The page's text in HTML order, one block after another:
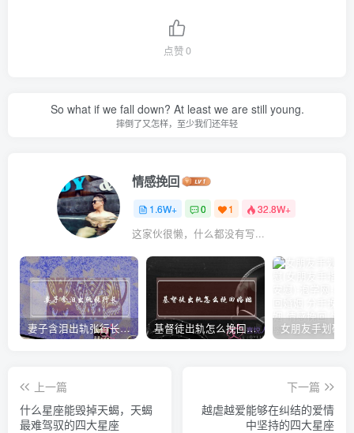
点赞0
So what if we fall down? At least we are still young.
摔倒了又怎样，至少我们还年轻
情感挽回
1.6W+ 0 1 32.8W+
这家伙很懒，什么都没有写...
妻子含泪出轨张行长 她说全都是因为家中 基督徒出轨怎么挽回婚姻(基督徒面对出轨婚姻)
上一篇
什么星座能毁掉天蝎，天蝎
最难驾驭的四大星座
下一篇
越虐越爱能够在纠结的爱情
中坚持的四大星座